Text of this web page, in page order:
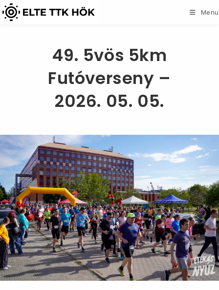
Skip
to
Menu
49. 5vös 5km
Futóverseny –
2026. 05. 05.